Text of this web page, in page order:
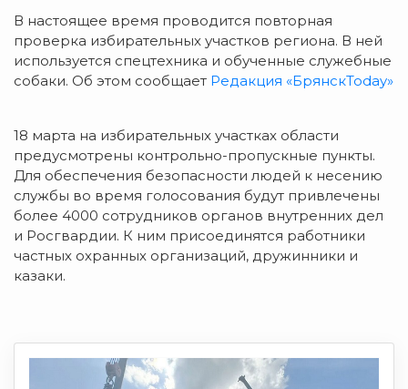
В настоящее время проводится повторная
проверка избирательных участков региона. В ней
используется спецтехника и обученные служебные
собаки. Об этом сообщает Редакция «БрянскToday»
18 марта на избирательных участках области
предусмотрены контрольно-пропускные пункты.
Для обеспечения безопасности людей к несению
службы во время голосования будут привлечены
более 4000 сотрудников органов внутренних дел
и Росгвардии. К ним присоединятся работники
частных охранных организаций, дружинники и
казаки.